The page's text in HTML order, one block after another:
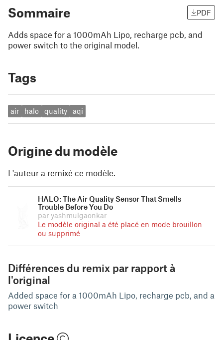
Sommaire PDF
Adds space for a 1000mAh Lipo, recharge pcb, and
power switch to the original model.
Tags
air halo quality aqi
Origine du modèle
L'auteur a remixé ce modèle.
HALO: The Air Quality Sensor That Smells
Trouble Before You Do
par yashmulgaonkar
Le modèle original a été placé en mode brouillon
ou supprimé
Différences du remix par rapport à
l'original
Added space for a 1000mAh Lipo, recharge pcb, and a
power switch